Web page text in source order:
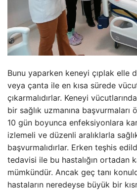
Bunu yaparken keneyi çıplak elle
veya çanta ile en kısa sürede
çıkarmalıdırlar. Keneyi
bir sağlık uzmanına başvurmaları
10 gün boyunca enfeksiyonlara
izlemeli ve düzenli aralıklarla
başvurmalıdırlar. Erken teşhis
tedavisi ile bu hastalığın ortadan
mümkündür. Ancak geç tanı
hastaların neredeyse büyük bir